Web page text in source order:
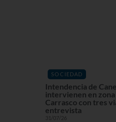
SOCIEDAD
Intendencia de
intervienen en
Carrasco con tres
entrevista
31/07/26